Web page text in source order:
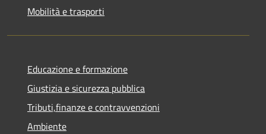
Mobilità e trasporti
Educazione e formazione
Giustizia e sicurezza pubblica
Tributi,finanze e contravvenzioni
Ambiente